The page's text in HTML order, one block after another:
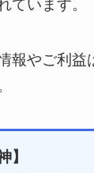
ています。
報やご利益
】